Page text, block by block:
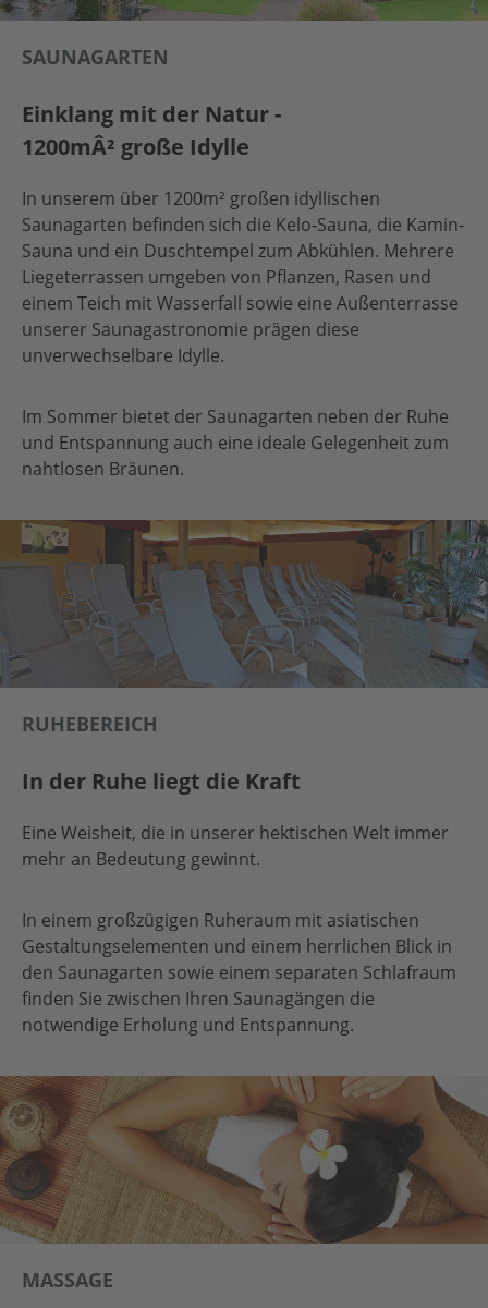
SAUNAGARTEN
Einklang mit der Natur -
1200mÂ² große Idylle
In unserem über 1200m² großen idyllischen
Saunagarten befinden sich die Kelo-Sauna, die Kamin-
Sauna und ein Duschtempel zum Abkühlen. Mehrere
Liegeterrassen umgeben von Pflanzen, Rasen und
einem Teich mit Wasserfall sowie eine Außenterrasse
unserer Saunagastronomie prägen diese
unverwechselbare Idylle.
Im Sommer bietet der Saunagarten neben der Ruhe
und Entspannung auch eine ideale Gelegenheit zum
nahtlosen Bräunen.
RUHEBEREICH
In der Ruhe liegt die Kraft
Eine Weisheit, die in unserer hektischen Welt immer
mehr an Bedeutung gewinnt.
In einem großzügigen Ruheraum mit asiatischen
Gestaltungselementen und einem herrlichen Blick in
den Saunagarten sowie einem separaten Schlafraum
finden Sie zwischen Ihren Saunagängen die
notwendige Erholung und Entspannung.
MASSAGE